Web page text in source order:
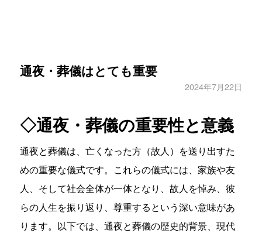
通夜・葬儀はとても重要
2024年7月22日
◇通夜・葬儀の重要性と意義
通夜と葬儀は、亡くなった方（故人）を送り出すた
めの重要な儀式です。これらの儀式には、家族や友
人、そして社会全体が一体となり、故人を悼み、彼
らの人生を振り返り、尊重するという深い意味があ
ります。以下では、通夜と葬儀の歴史的背景、現代